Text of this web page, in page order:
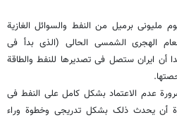
ملیونی برمیل من النفط والسوائل الغازیة
الهجری الشمسی الحالی (الذی بدأ فی
أن ایران ستصل فی تصدیرها للنفط والطاقة
عدم الاعتماد بشکل کامل علی النفط فی
أن یحدث ذلک بشکل تدریجی وخطوة وراء